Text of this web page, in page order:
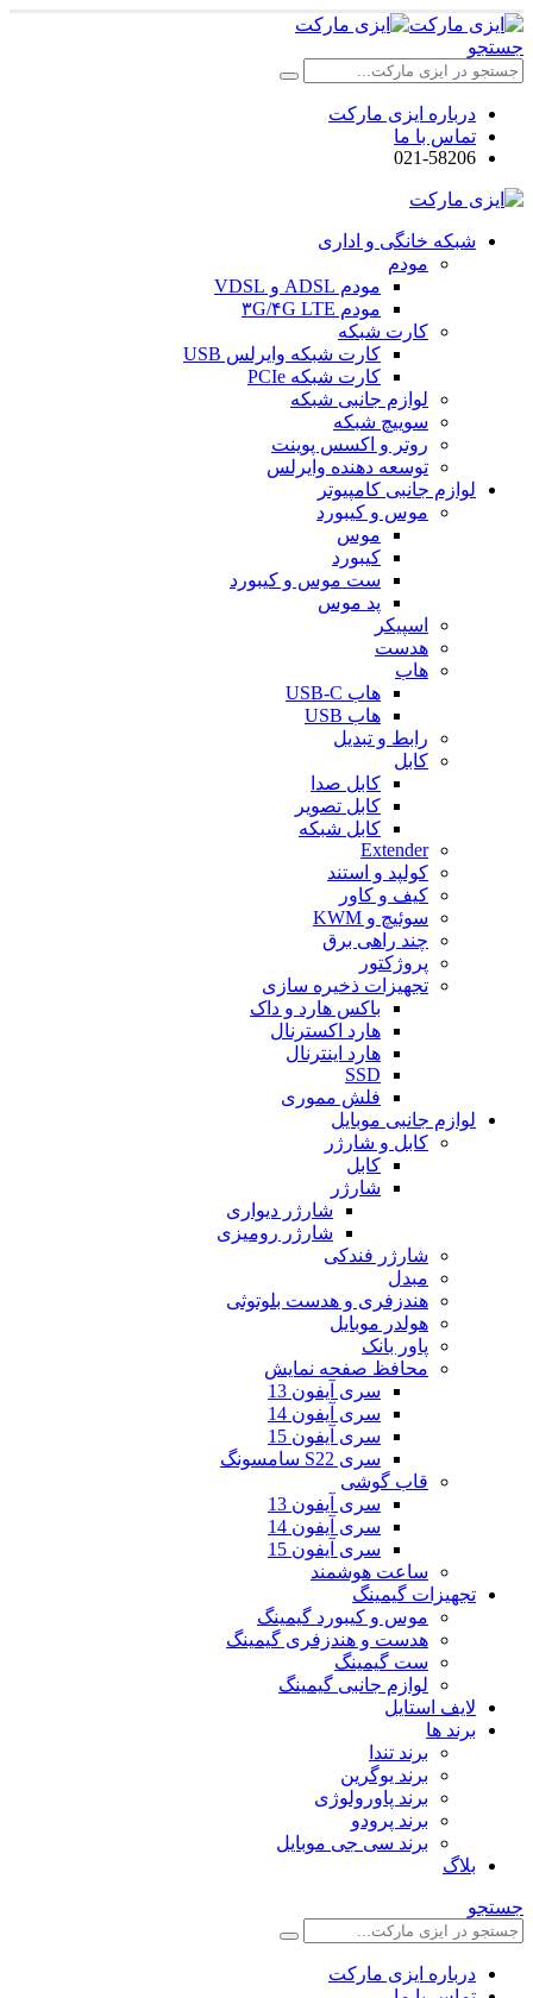
جستجو
درباره ایزی مارکت
تماس با ما
021-58206
شبکه خانگی و اداری
مودم
مودم ADSL و VDSL
مودم ۳G/۴G LTE
کارت شبکه
کارت شبکه وایرلس USB
کارت شبکه PCIe
لوازم جانبی شبکه
سوییچ شبکه
روتر و اکسس پوینت
توسعه دهنده وایرلس
لوازم جانبی کامپیوتر
موس و کیبورد
موس
کیبورد
ست موس و کیبورد
پد موس
اسپیکر
هدست
هاب
هاب USB-C
هاب USB
رابط و تبدیل
کابل
کابل صدا
کابل تصویر
کابل شبکه
Extender
کولپد و استند
کیف و کاور
سوئیچ و KWM
چند راهی برق
پروژکتور
تجهیزات ذخیره سازی
باکس هارد و داک
هارد اکسترنال
هارد اینترنال
SSD
فلش مموری
لوازم جانبی موبایل
کابل و شارژر
کابل
شارژر
شارژر دیواری
شارژر رومیزی
شارژر فندکی
مبدل
هندزفری و هدست بلوتوثی
هولدر موبایل
پاور بانک
محافظ صفحه نمایش
سری آیفون 13
سری آیفون 14
سری آیفون 15
سری S22 سامسونگ
قاب گوشی
سری آیفون 13
سری آیفون 14
سری آیفون 15
ساعت هوشمند
تجهیزات گیمینگ
موس و کیبورد گیمینگ
هدست و هندزفری گیمینگ
ست گیمینگ
لوازم جانبی گیمینگ
لایف استایل
برند ها
برند تندا
برند یوگرین
برند پاورولوژی
برند پرودو
برند سی جی موبایل
بلاگ
جستجو
درباره ایزی مارکت